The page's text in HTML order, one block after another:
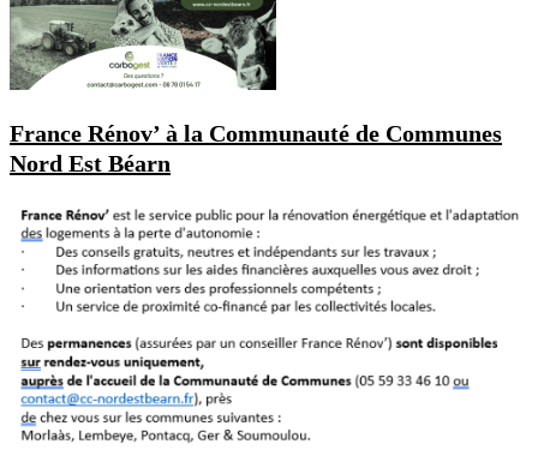
France Rénov’ à la Communauté de Communes
Nord Est Béarn